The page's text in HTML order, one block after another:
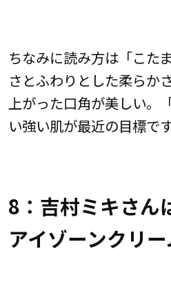
ちなみに読み方は「こた
さとふわりとした柔らか
上がった口角が美しい。
い強い肌が最近の目標です
8：吉村ミキさん
アイゾーンクリー